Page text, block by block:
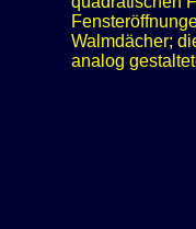
Walmdächer;
analog